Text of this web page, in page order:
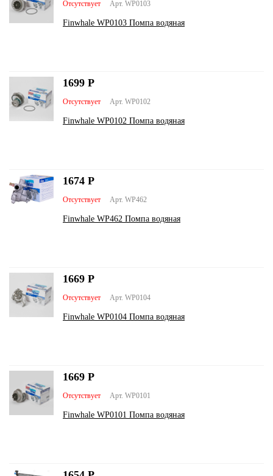
Арт. WP0103
Отсутствует
Finwhale WP0103 Помпа водяная
Арт. WP0102
Отсутствует
Finwhale WP0102 Помпа водяная
1699 Р
Арт. WP462
Отсутствует
Finwhale WP462 Помпа водяная
1674 Р
Арт. WP0104
Отсутствует
Finwhale WP0104 Помпа водяная
1669 Р
Арт. WP0101
Отсутствует
Finwhale WP0101 Помпа водяная
1669 Р